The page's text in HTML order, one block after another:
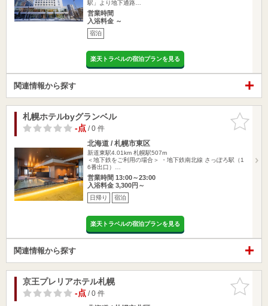
駅」より地下通路…
営業時間
入浴料金 ～
宿泊
楽天トラベルの宿泊プランを見る
関連情報から探す
お気に入
りに追加
札幌ホテルbyグランベル
-点/ 0 件
北海道 / 札幌市東区
新道東駅4.01km 札幌駅507m
＜地下鉄をご利用の場合＞ ・地下鉄南北線 さっぽろ駅（1
6番出口）…
営業時間 13:00～23:00
入浴料金 3,300円～
日帰り 宿泊
楽天トラベルの宿泊プランを見る
関連情報から探す
お気に入
りに追加
京王プレリアホテル札幌
-点/ 0 件